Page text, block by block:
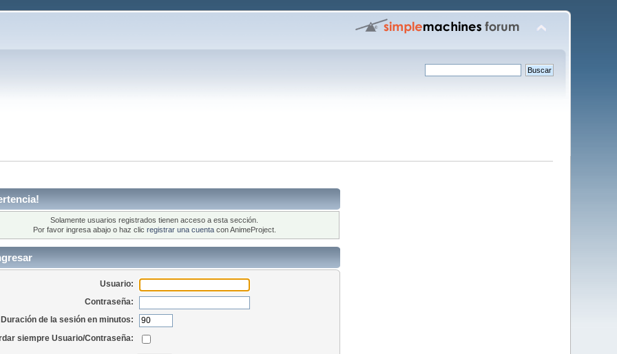
Solamente usuarios registrados tienen acceso a esta sección.
Por favor ingresa abajo o haz clic registrar una cuentacon AnimeProject.
Usuario:
Contraseña:
Duración de la sesión en minutos:
siempre Usuario/Contraseña: